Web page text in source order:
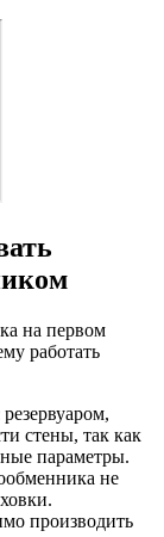
на первом
работать
стены, так как
параметры.
не
производить